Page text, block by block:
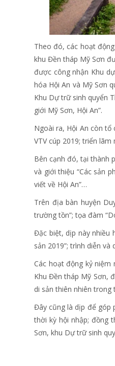
Theo đó, các hoạt
khu Đền tháp Mỹ Sơn
được công nhận Khu
hóa Hội An và Mỹ Sơn
Khu Dự trữ sinh quyển
giới Mỹ Sơn, Hội An”.
Ngoài ra, Hội An còn
VTV cúp 2019; triển
Bên cạnh đó, tại thành
và giới thiệu “Các sản
viết về Hội An”…
Trên địa bàn huyện
trường tồn”; tọa đàm
Đặc biệt, dịp này nhiều
sản 2019”; trình diễn
Các hoạt động kỷ
Khu Đền tháp Mỹ Sơn,
di sản thiên nhiên trong
Đây cũng là dịp để góp
thời kỳ hội nhập; đồng
Sơn, khu Dự trữ sinh